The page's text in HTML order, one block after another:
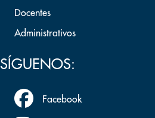
Docentes
Administrativos
SÍGUENOS:
Facebook